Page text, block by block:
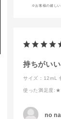
※お客様の嬉しい
持ちがいい
サイズ：12mL
使った満足度
no